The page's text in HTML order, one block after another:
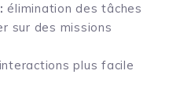
élimination des tâches
sur des missions
interactions plus facile